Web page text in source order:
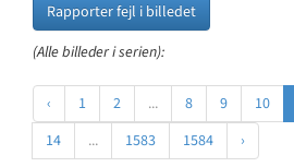
Rapporter fejl i billedet
(Alle billeder i serien):
‹ 1 2 ... 8 9 10
14
... 1583 1584 ›